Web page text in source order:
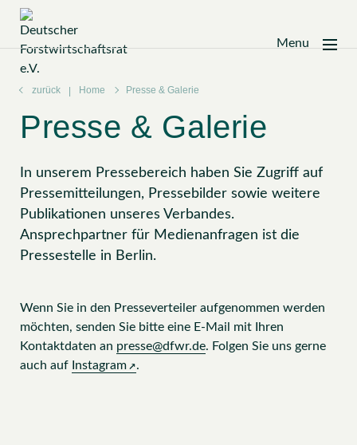
Zum
Inhalt
springen
Menu
zurück Home Presse & Galerie
Presse & Galerie
In unserem Pressebereich haben Sie Zugriff auf
Pressemitteilungen, Pressebilder sowie weitere
Publikationen unseres Verbandes.
Ansprechpartner für Medienanfragen ist die
Pressestelle in Berlin.
Wenn Sie in den Presseverteiler aufgenommen werden
möchten, senden Sie bitte eine E-Mail mit Ihren
Kontaktdaten an presse@dfwr.de. Folgen Sie uns gerne
auch auf Instagram .